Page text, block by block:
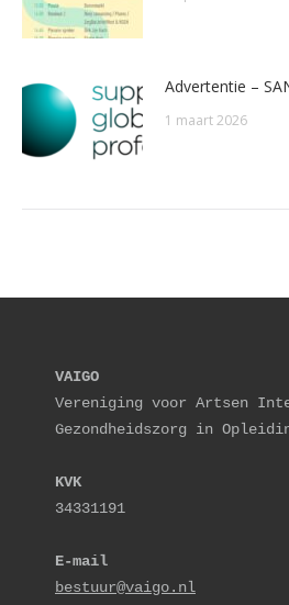
Advertentie –
1 maart 2026
VAIGO
Vereniging voor Artsen
Gezondheidszorg in
KVK
34331191
E-mail
bestuur@vaigo.nl